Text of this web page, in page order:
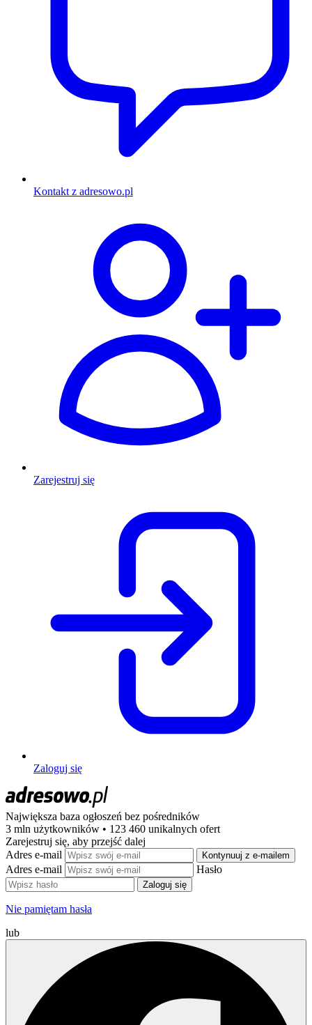
Kontakt z adresowo.pl
Zarejestruj się
Zaloguj się
Największa baza ogłoszeń bez pośredników
3 mln użytkowników • 123 460 unikalnych ofert
Zarejestruj się, aby przejść dalej
Adres e-mail
Kontynuuj z e-mailem
Adres e-mail Hasło
Zaloguj się
Nie pamiętam hasła
lub